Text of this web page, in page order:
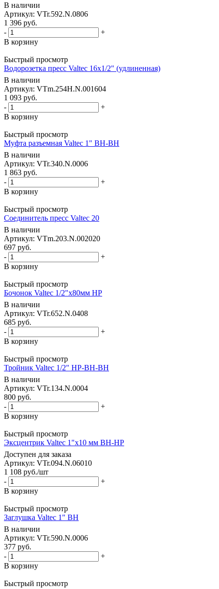
В наличии
Артикул: VTr.592.N.0806
1 396 руб.
-
+
В корзину
Быстрый просмотр
Водорозетка пресс Valtec 16х1/2" (удлиненная)
В наличии
Артикул: VTm.254H.N.001604
1 093 руб.
-
+
В корзину
Быстрый просмотр
Муфта разъемная Valtec 1" ВН-ВН
В наличии
Артикул: VTr.340.N.0006
1 863 руб.
-
+
В корзину
Быстрый просмотр
Соединитель пресс Valtec 20
В наличии
Артикул: VTm.203.N.002020
697 руб.
-
+
В корзину
Быстрый просмотр
Бочонок Valtec 1/2"х80мм НР
В наличии
Артикул: VTr.652.N.0408
685 руб.
-
+
В корзину
Быстрый просмотр
Тройник Valtec 1/2" НР-ВН-ВН
В наличии
Артикул: VTr.134.N.0004
800 руб.
-
+
В корзину
Быстрый просмотр
Эксцентрик Valtec 1"x10 мм ВН-НР
Доступен для заказа
Артикул: VTr.094.N.06010
1 108 руб./шт
-
+
В корзину
Быстрый просмотр
Заглушка Valtec 1" ВН
В наличии
Артикул: VTr.590.N.0006
377 руб.
-
+
В корзину
Быстрый просмотр